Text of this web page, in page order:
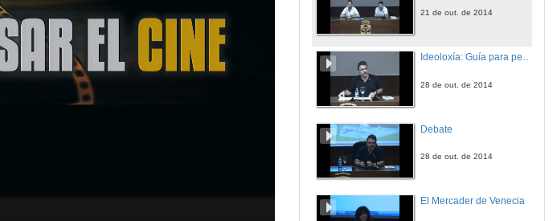
21 de out. de 2014
Ideoloxía: Guía para perversos
28 de out. de 2014
Debate
28 de out. de 2014
El Mercader de Venecia